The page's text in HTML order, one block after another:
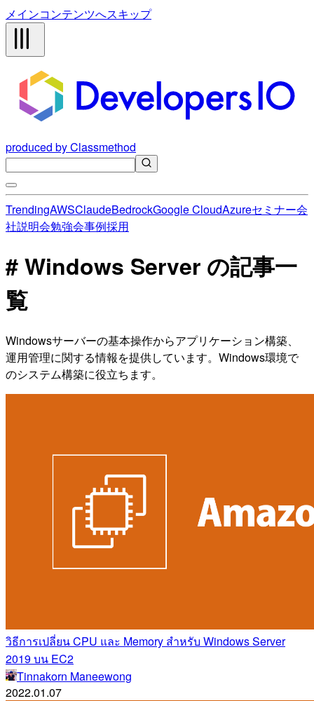
メインコンテンツへスキップ
produced by Classmethod
TrendingAWSClaudeBedrockGoogle CloudAzureセミナー会
社説明会勉強会事例採用
# Windows Server の記事一
覧
Windowsサーバーの基本操作からアプリケーション構築、
運用管理に関する情報を提供しています。Windows環境で
のシステム構築に役立ちます。
วิธีการเปลี่ยน CPU และ Memory สำหรับ Windows Server
2019 บน EC2
Tinnakorn Maneewong
2022.01.07